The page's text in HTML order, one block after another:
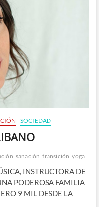
SOCIEDAD
sanación transición yoga
INSTRUCTORA DE
PODEROSA FAMILIA
9 MIL DESDE LA